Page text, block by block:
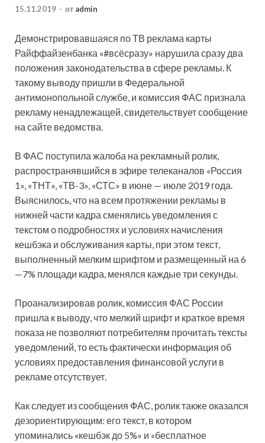
15.11.2019 - от admin
Демонстрировавшаяся по ТВ реклама карты
Райффайзенбанка «#всёсразу» нарушила сразу два
положения законодательства в сфере рекламы. К
такому выводу пришли в Федеральной
антимонопольной службе, и комиссия ФАС признала
рекламу ненадлежащей, свидетельствует сообщение
на сайте ведомства.
В ФАС поступила жалоба на рекламный ролик,
распространявшийся в эфире телеканалов «Россия
1», «ТНТ», «ТВ-3», «СТС» в июне — июле 2019 года.
Выяснилось, что на всем протяжении рекламы в
нижней части кадра сменялись уведомления с
текстом о подробностях и условиях начисления
кешбэка и обслуживания карты, при этом текст,
выполненный мелким шрифтом и размещенный на 6
—7% площади кадра, менялся каждые три секунды.
Проанализировав ролик, комиссия ФАС России
пришла к выводу, что мелкий шрифт и краткое время
показа не позволяют потребителям прочитать тексты
уведомлений, то есть фактически информация об
условиях предоставления финансовой услуги в
рекламе отсутствует.
Как следует из сообщения ФАС, ролик также оказался
дезориентирующим: его текст, в котором
упоминались «кешбэк до 5%» и «бесплатное